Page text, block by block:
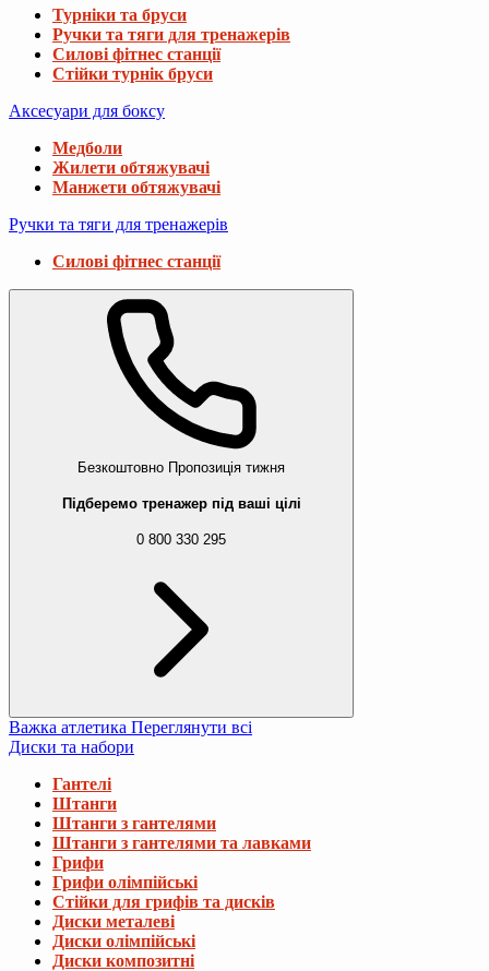
Турніки та бруси
Ручки та тяги для тренажерів
Силові фітнес станції
Стійки турнік бруси
Аксесуари для боксу
Медболи
Жилети обтяжувачі
Манжети обтяжувачі
Ручки та тяги для тренажерів
Силові фітнес станції
Безкоштовно Пропозиція тижня
Підберемо тренажер під ваші цілі
0 800 330 295
Важка атлетика Переглянути всі
Диски та набори
Гантелі
Штанги
Штанги з гантелями
Штанги з гантелями та лавками
Грифи
Грифи олімпійські
Стійки для грифів та дисків
Диски металеві
Диски олімпійські
Диски композитні